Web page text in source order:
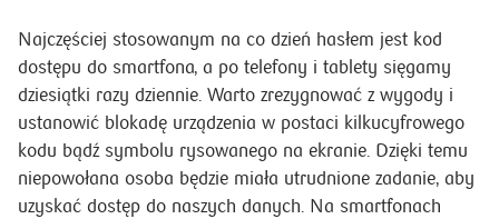
Najczęściej stosowanym na co dzień hasłem jest kod
dostępu do smartfona, a po telefony i tablety sięgamy
dziesiątki razy dziennie. Warto zrezygnować z wygody i
ustanowić blokadę urządzenia w postaci kilkucyfrowego
kodu bądź symbolu rysowanego na ekranie. Dzięki temu
niepowołana osoba będzie miała utrudnione zadanie, aby
uzyskać dostęp do naszych danych. Na smartfonach